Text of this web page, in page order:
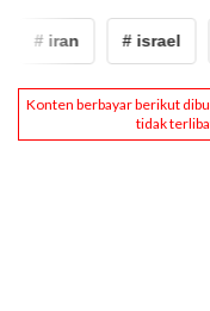
# iran # israel